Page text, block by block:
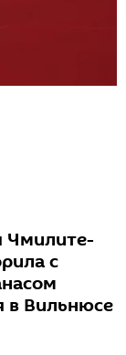
Чмилите-
с
в Вильнюсе